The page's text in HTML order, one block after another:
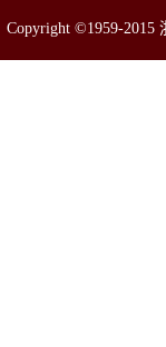
Copyright ©1959-2015